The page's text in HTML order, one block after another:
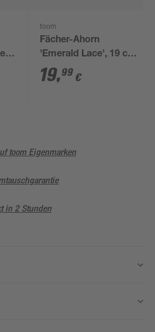
toom
Fächer-Ahorn
'Emerald Lace', 19 cm
Topf
19,99 €
toom Eigenmarken
in 2 Stunden